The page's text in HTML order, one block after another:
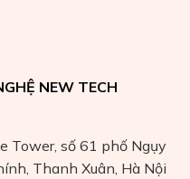
NEW TECH
Tower, số 61 phố Ngụy
Thanh Xuân, Hà Nội